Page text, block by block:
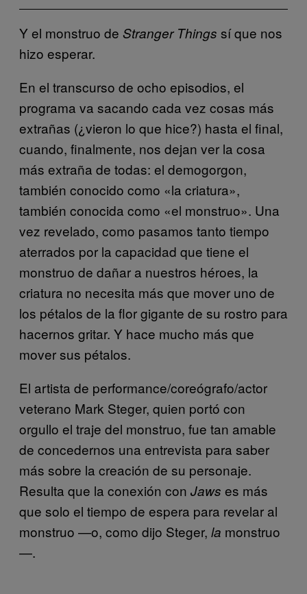
Y el monstruo de Stranger Things sí que nos
hizo esperar.
En el transcurso de ocho episodios, el
programa va sacando cada vez cosas más
extrañas (¿vieron lo que hice?) hasta el final,
cuando, finalmente, nos dejan ver la cosa
más extraña de todas: el demogorgon,
también conocido como «la criatura»,
también conocida como «el monstruo». Una
vez revelado, como pasamos tanto tiempo
aterrados por la capacidad que tiene el
monstruo de dañar a nuestros héroes, la
criatura no necesita más que mover uno de
los pétalos de la flor gigante de su rostro para
hacernos gritar. Y hace mucho más que
mover sus pétalos.
El artista de performance/coreógrafo/actor
veterano Mark Steger, quien portó con
orgullo el traje del monstruo, fue tan amable
de concedernos una entrevista para saber
más sobre la creación de su personaje.
Resulta que la conexión con Jaws es más
que solo el tiempo de espera para revelar al
monstruo —o, como dijo Steger, la monstruo
—.